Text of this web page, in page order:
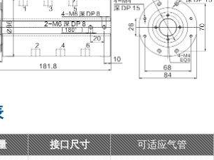
接口尺寸
可适应气管